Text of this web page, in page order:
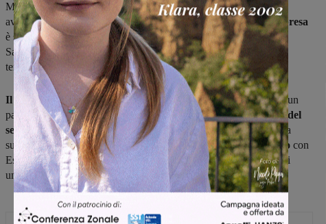
Mencagli bravo ad approfittare di una leggerezza della difesa
avversaria e al 36' con Rontini di testa.Al quarto d'ora della ripresa
è stato Mencagli, per lui prima doppietta con la maglia della
Sangiovannese, a fare tris e chiudere di fatto la partita, arrivata al
terminesenza altri particolari sussulti.
Il Montevarchi torna da Bastia Umbra
con un punto, frutto di un
pareggio per 1-1 con entrambe le reti che sono arrivatenel corso del
secondo tempo. Dopo che la prima frazione di gioco si era chiusa
sullo 0-0, al 9' della ripresa gli aquilotti sono
passati in vantaggio con
Essoussi ben servito da Migliorini, al quale ha poi replicato per gli
umbri al 38' Belli,per l'1-1 finale.